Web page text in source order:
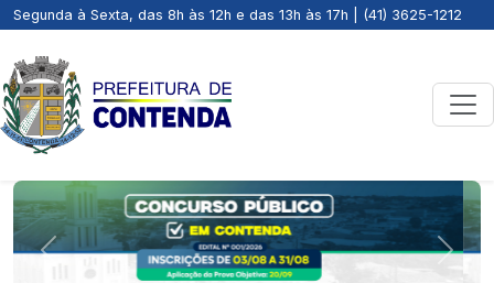
Segunda à Sexta, das 8h às 12h e das 13h às 17h | (41) 3625-1212
Previous Next